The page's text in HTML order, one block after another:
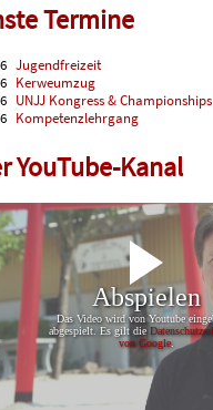
Termine
Jugendfreizeit
Kerweumzug
UNJJ Kongress & Championships
Kompetenzlehrgang
YouTube-Kanal